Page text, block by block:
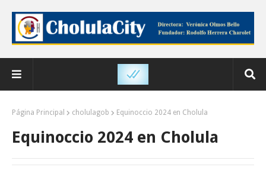
Página Principal cholulagob Equinoccio 2024 en Cholula
Equinoccio 2024 en Cholula